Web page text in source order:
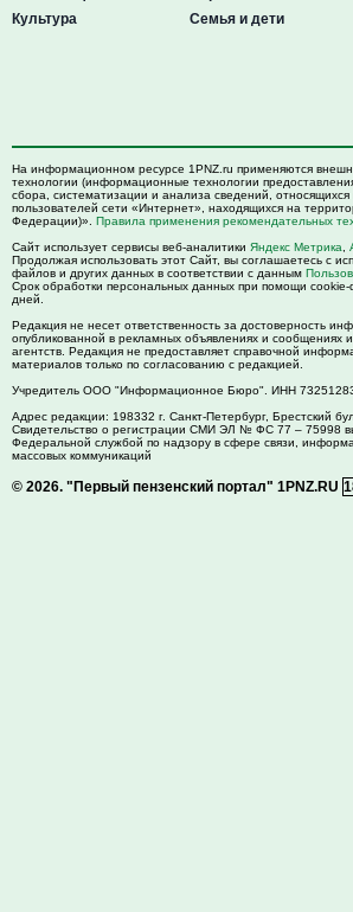
Культура
Семья и дети
На информационном ресурсе 1PNZ.ru применяются
технологии (информационные технологии
сбора, систематизации и анализа сведений, относящихся
пользователей сети «Интернет», находящихся на
Федерации)». Правила применения рекомендательных
Сайт использует сервисы веб-аналитики Яндекс Метрика
Продолжая использовать этот Сайт, вы соглашаетесь с
файлов и других данных в соответствии с данным
Срок обработки персональных данных при помощи cookie-
дней.
Редакция не несет ответственность за достоверность
опубликованной в рекламных объявлениях и сообщениях
агентств. Редакция не предоставляет справочной
материалов только по согласованию с редакцией.
Учредитель ООО "Информационное Бюро". ИНН
Адрес редакции: 198332 г. Санкт-Петербург, Брестский
Свидетельство о регистрации СМИ ЭЛ № ФС 77 – 75998
Федеральной службой по надзору в сфере связи,
массовых коммуникаций
© 2026. "Первый пензенский портал" 1PNZ.RU